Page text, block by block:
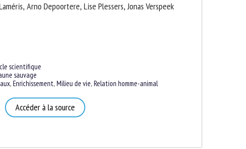
Arno Depoortere, Lise Plessers, Jonas Verspeek
scientifique
sauvage
, Enrichissement, Milieu de vie, Relation homme-animal
Accéder à la source